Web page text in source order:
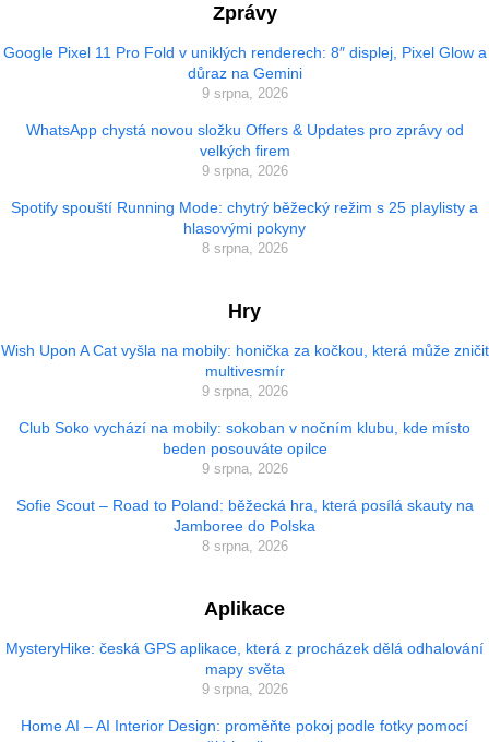
Zprávy
Google Pixel 11 Pro Fold v uniklých renderech: 8″ displej, Pixel Glow a
důraz na Gemini
9 srpna, 2026
WhatsApp chystá novou složku Offers & Updates pro zprávy od
velkých firem
9 srpna, 2026
Spotify spouští Running Mode: chytrý běžecký režim s 25 playlisty a
hlasovými pokyny
8 srpna, 2026
Hry
Wish Upon A Cat vyšla na mobily: honička za kočkou, která může zničit
multivesmír
9 srpna, 2026
Club Soko vychází na mobily: sokoban v nočním klubu, kde místo
beden posouváte opilce
9 srpna, 2026
Sofie Scout – Road to Poland: běžecká hra, která posílá skauty na
Jamboree do Polska
8 srpna, 2026
Aplikace
MysteryHike: česká GPS aplikace, která z procházek dělá odhalování
mapy světa
9 srpna, 2026
Home AI – AI Interior Design: proměňte pokoj podle fotky pomocí